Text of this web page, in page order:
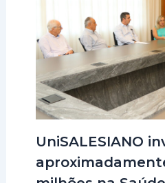
UniSALESIANO